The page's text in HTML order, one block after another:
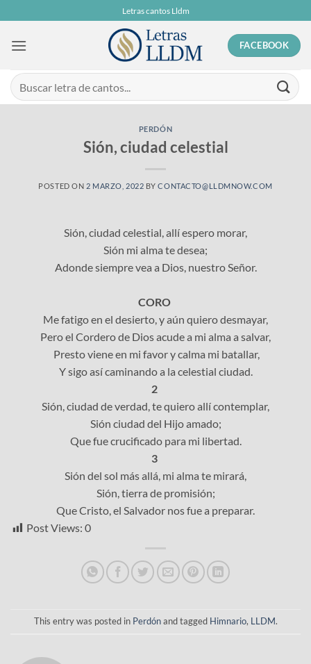
to
content
Letras cantos Lldm
FACEBOOK
PERDÓN
Sión, ciudad celestial
POSTED ON 2 MARZO, 2022 BYCONTACTO@LLDMNOW.COM
Sión, ciudad celestial, allí espero morar,
Sión mi alma te desea;
Adonde siempre vea a Dios, nuestro Señor.
CORO
Me fatigo en el desierto, y aún quiero desmayar,
Pero el Cordero de Dios acude a mi alma a salvar,
Presto viene en mi favor y calma mi batallar,
Y sigo así caminando a la celestial ciudad.
2
Sión, ciudad de verdad, te quiero allí contemplar,
Sión ciudad del Hijo amado;
Que fue crucificado para mi libertad.
3
Sión del sol más allá, mi alma te mirará,
Sión, tierra de promisión;
Que Cristo, el Salvador nos fue a preparar.
Post Views: 0
This entry was posted in Perdónand tagged Himnario, LLDM.